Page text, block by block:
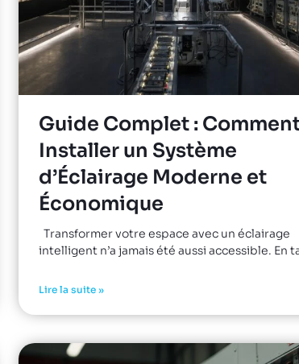
Guide Complet :
Installer un Système
d’Éclairage Moderne et
Économique
Transformer votre espace avec un éclairage
intelligent n’a jamais été aussi accessible. En
Lire la suite »